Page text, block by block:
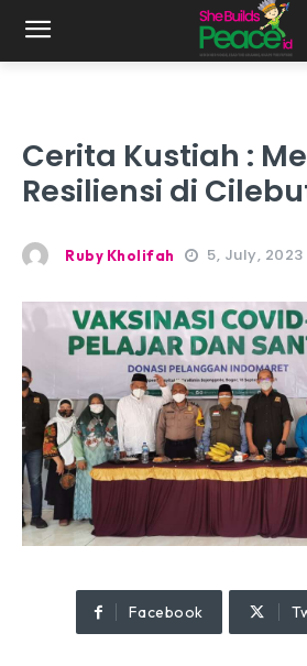
Cerita Kustiah :
Resiliensi di
Ruby Kholifah 5, July, 2023
Facebook